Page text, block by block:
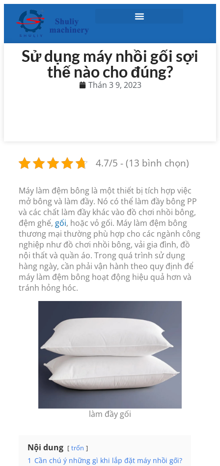
Sử dụng máy nhồi gối sợi
thế nào cho đúng?
Thán 3 9, 2023
4.7/5 - (13 bình chọn)
Máy làm đệm bông là một thiết bị tích hợp việc
mở bông và làm đầy. Nó có thể làm đầy bông PP
và các chất làm đầy khác vào đồ chơi nhồi bông,
đệm ghế, gối, hoặc vỏ gối. Máy làm đệm bông
thương mại thường phù hợp cho các ngành công
nghiệp như đồ chơi nhồi bông, vải gia đình, đồ
nội thất và quần áo. Trong quá trình sử dụng
hàng ngày, cần phải vận hành theo quy định để
máy làm đệm bông hoạt động hiệu quả hơn và
tránh hỏng hóc.
làm đầy gối
Nội dung trốn
1 Cần chú ý những gì khi lắp đặt máy nhồi gối?